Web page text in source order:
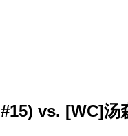
#15) vs. [WC]汤